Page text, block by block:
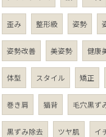
歪み 整形級 姿勢
姿勢改善 美姿勢 健康
体型 スタイル 矯正
巻き肩 猫背 毛穴黒ず
黒ずみ除去 ツヤ肌 イ